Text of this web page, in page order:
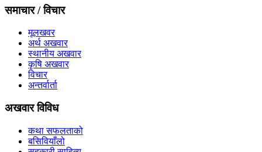
समाचार / विचार
मूलखवर
अर्थ अखवार
स्थानीय अखवार
कृषि अखवार
विचार
अन्तर्वार्ता
अखवार विविध
कथा सफलताको
बसिवियाँलो